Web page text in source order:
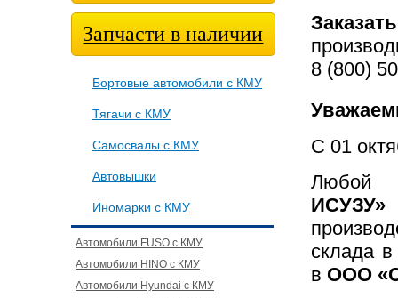
Запчасти в наличии
Бортовые автомобили с КМУ
Тягачи с КМУ
Самосвалы с КМУ
Автовышки
Иномарки с КМУ
Автомобили FUSO с КМУ
Автомобили HINO с КМУ
Автомобили Hyundai с КМУ
8 (800)
С 01
ИСУЗУ»
склада
в ООО